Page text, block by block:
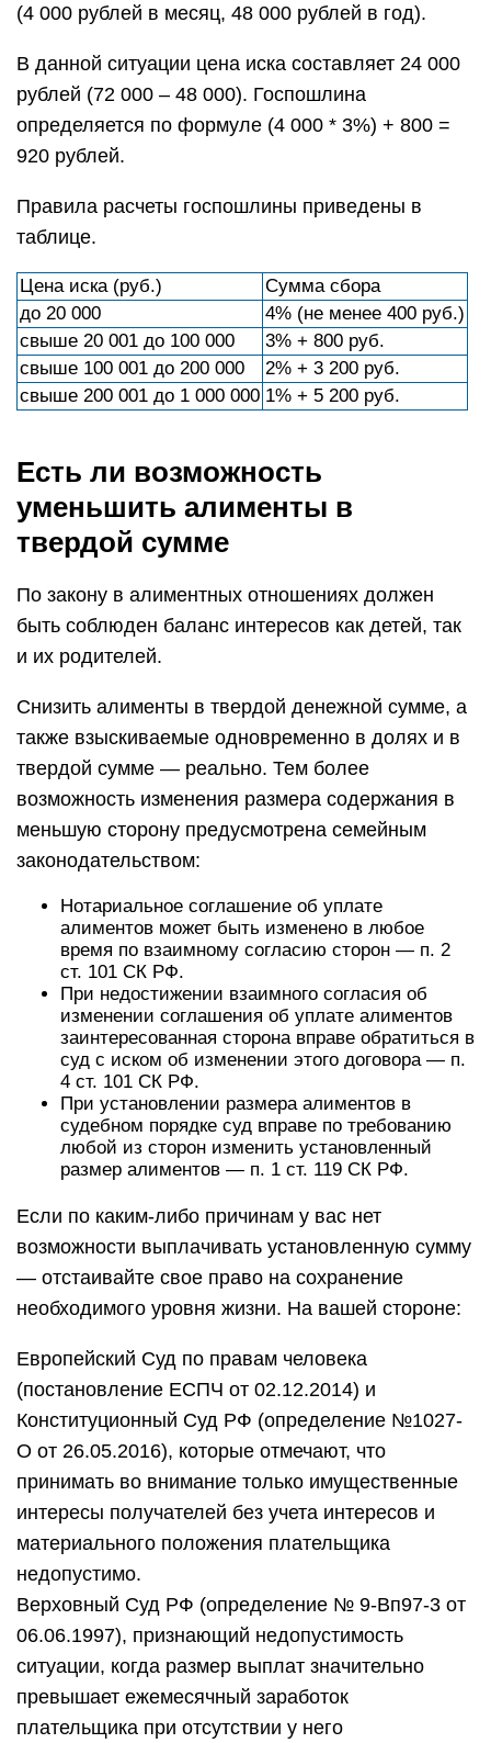
(4 000 рублей в месяц, 48 000 рублей в год).
В данной ситуации цена иска составляет 24 000
рублей (72 000 – 48 000). Госпошлина
определяется по формуле (4 000 * 3%) + 800 =
920 рублей.
Правила расчеты госпошлины приведены в
таблице.
Цена иска (руб.)
Сумма сбора
до 20 000
4% (не менее 400 руб.)
свыше 20 001 до 100 000
3% + 800 руб.
свыше 100 001 до 200 000
2% + 3 200 руб.
свыше 200 001 до 1 000 000 1% + 5 200 руб.
Есть ли возможность
уменьшить алименты в
твердой сумме
По закону в алиментных отношениях должен
быть соблюден баланс интересов как детей, так
и их родителей.
Снизить алименты в твердой денежной сумме, а
также взыскиваемые одновременно в долях и в
твердой сумме — реально. Тем более
возможность изменения размера содержания в
меньшую сторону предусмотрена семейным
законодательством:
Нотариальное соглашение об уплате
алиментов может быть изменено в любое
время по взаимному согласию сторон — п. 2
ст. 101 СК РФ.
При недостижении взаимного согласия об
изменении соглашения об уплате алиментов
заинтересованная сторона вправе обратиться в
суд с иском об изменении этого договора — п.
4 ст. 101 СК РФ.
При установлении размера алиментов в
судебном порядке суд вправе по требованию
любой из сторон изменить установленный
размер алиментов — п. 1 ст. 119 СК РФ.
Если по каким-либо причинам у вас нет
возможности выплачивать установленную сумму
— отстаивайте свое право на сохранение
необходимого уровня жизни. На вашей стороне:
Европейский Суд по правам человека
(постановление ЕСПЧ от 02.12.2014) и
Конституционный Суд РФ (определение №1027-
О от 26.05.2016), которые отмечают, что
принимать во внимание только имущественные
интересы получателей без учета интересов и
материального положения плательщика
недопустимо.
Верховный Суд РФ (определение № 9-Вп97-3 от
06.06.1997), признающий недопустимость
ситуации, когда размер выплат значительно
превышает ежемесячный заработок
плательщика при отсутствии у него